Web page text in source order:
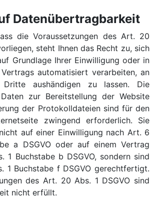
Datenübertragbarkeit
die Voraussetzungen des Art. 20
steht Ihnen das Recht zu, sich
Grundlage Ihrer Einwilligung oder in
automatisiert verarbeiten, an
aushändigen zu lassen. Die
zur Bereitstellung der Website
der Protokolldateien sind für den
zwingend erforderlich. Sie
auf einer Einwilligung nach Art. 6
a DSGVO oder auf einem Vertrag
1 Buchstabe b DSGVO, sondern sind
1 Buchstabe f DSGVO gerechtfertigt.
des Art. 20 Abs. 1 DSGVO sind
nicht erfüllt.